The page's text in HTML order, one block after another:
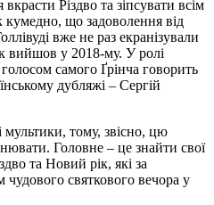
вкрасти Різдво та зіпсувати всім
кумедно, що задоволення від
вже не раз екранізували
вийшов у 2018-му. У ролі
самого Ґрінча говорить
дубляжі – Сергій
тому, звісно, цю
Головне – це знайти свої
та Новий рік, які за
чудового святкового вечора у